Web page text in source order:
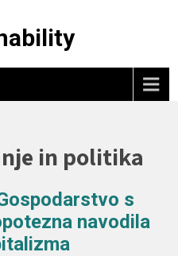
in politika
s
navodila